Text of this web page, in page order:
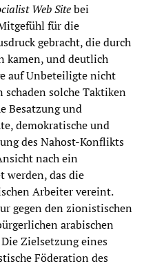
Web Sitebei
für die
gebracht, die durch
kamen, und deutlich
auf Unbeteiligte nicht
solche Taktiken
Besatzung und
demokratische und
des Nahost-Konflikts
nach ein
werden, das die
Arbeiter vereint.
gegen den zionistischen
arabischen
Zielsetzung eines
Föderation des